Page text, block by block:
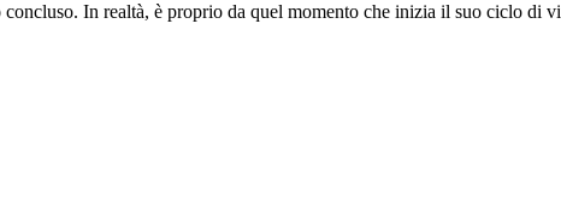
In realtà, è proprio da quel momento che inizia il suo ciclo di